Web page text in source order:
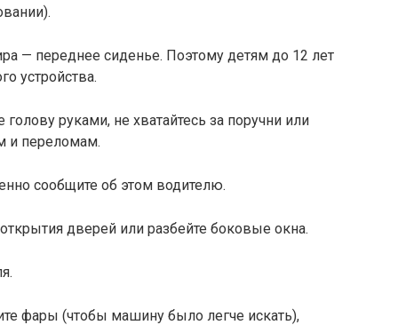
— переднее сиденье. Поэтому детям до 12 лет
устройства.
руками, не хватайтесь за поручни или
и переломам.
сообщите об этом водителю.
дверей или разбейте боковые окна.
фары (чтобы машину было легче искать),